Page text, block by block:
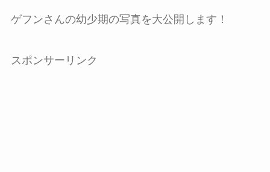
ゲフンさんの幼少期の写真を大公開します！
スポンサーリンク